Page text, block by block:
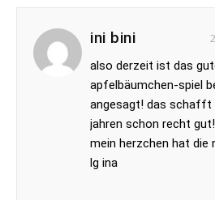
ini bini
also derzeit ist das
apfelbäumchen-spiel
angesagt! das schafft
jahren schon recht gut!
mein herzchen hat die
lg ina